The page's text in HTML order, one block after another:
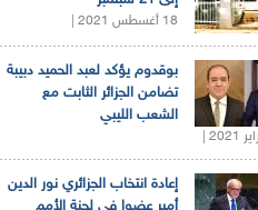
18 أغسطس 2021 |
بوقدوم يؤكد لعبد الحميد دبيبة
تضامن الجزائر الثابت مع
الشعب الليبي
إعادة انتخاب الجزائري نور الدين